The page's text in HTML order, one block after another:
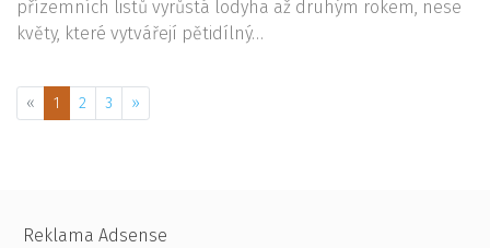
přízemních listů vyrůstá lodyha až druhým rokem, nese
květy, které vytvářejí pětidílný…
« 1 2 3 »
Reklama Adsense